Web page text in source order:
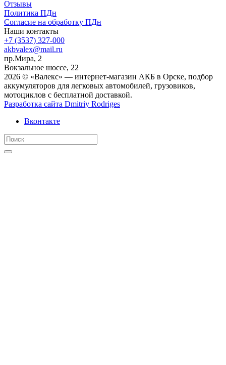
Отзывы
Политика ПДн
Согласие на обработку ПДн
Наши контакты
+7 (3537) 327-000
akbvalex@mail.ru
пр.Мира, 2
Вокзальное шоссе, 22
2026 © «Валекс» — интернет-магазин АКБ в Орске, подбор
аккумуляторов для легковых автомобилей, грузовиков,
мотоциклов с бесплатной доставкой.
Разработка сайта Dmitriy Rodriges
Вконтакте